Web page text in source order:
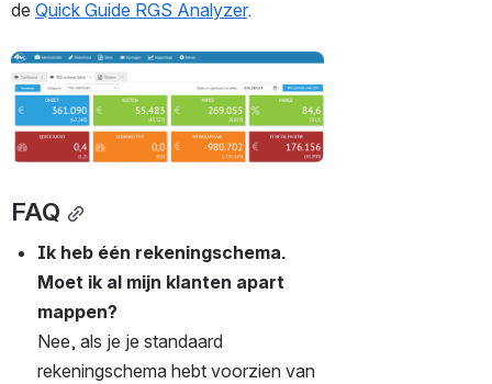
de Quick Guide RGS Analyzer.
Open
FAQ
Ik heb één rekeningschema.
Moet ik al mijn klanten apart
mappen?
Nee, als je je standaard
rekeningschema hebt voorzien van